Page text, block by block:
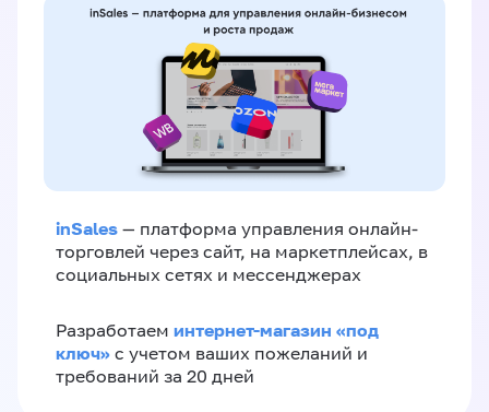
inSales — платформа управления онлайн-
торговлей через сайт, на маркетплейсах, в
социальных сетях и мессенджерах
Разработаем интернет-магазин «‎под
ключ»‎ с учетом ваших пожеланий и
требований за 20 дней